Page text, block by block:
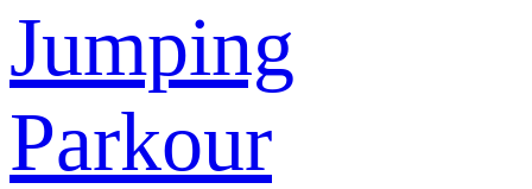
Jumping
Parkour